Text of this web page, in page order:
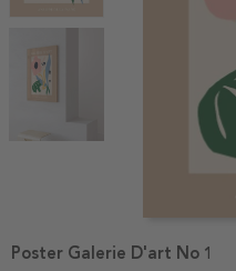
1
Poster Galerie D'art No 1